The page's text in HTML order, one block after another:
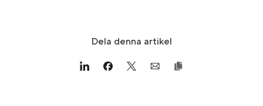
Dela denna artikel
Link opens in a new tab
>Share on Linkedin
Link opens in a new tab
>Share on Facebook
Link opens in a new tab
>Share on Twitter
Link opens in a new tab
>Share on Email